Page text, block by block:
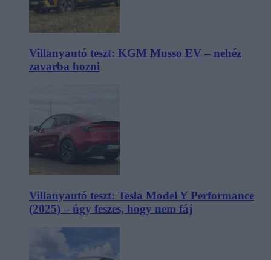
Villanyautó teszt: KGM Musso EV – nehéz
zavarba hozni
Villanyautó teszt: Tesla Model Y Performance
(2025) – úgy feszes, hogy nem fáj